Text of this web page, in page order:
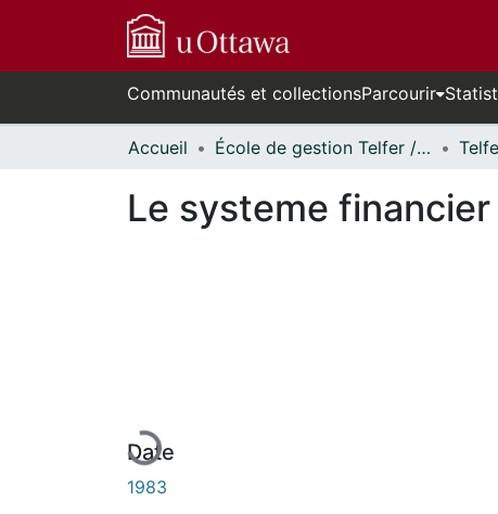
Communautés et collectionsParcourir
Accueil École de gestion Telfer // Telfer School of Management
Le systeme
Date
1983